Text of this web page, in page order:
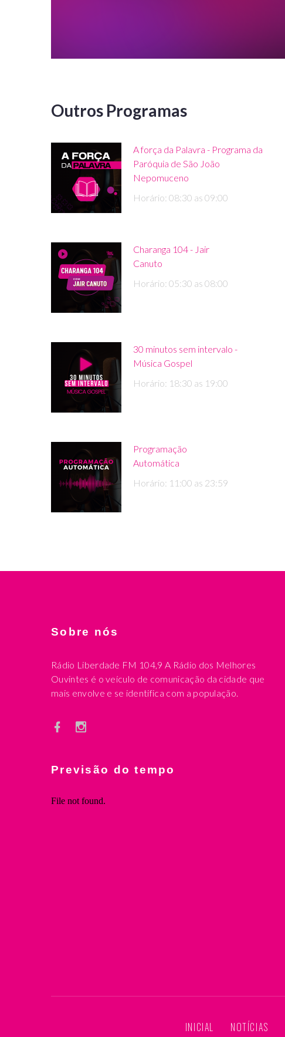
Outros Programas
A força da Palavra - Programa da
Paróquia de São João
Nepomuceno
Horário: 08:30 as 09:00
Charanga 104 - Jair
Canuto
Horário: 05:30 as 08:00
30 minutos sem intervalo -
Música Gospel
Horário: 18:30 as 19:00
Programação
Automática
Horário: 11:00 as 23:59
Sobre nós
Rádio Liberdade FM 104,9 A Rádio dos Melhores
Ouvintes é o veículo de comunicação da cidade que
mais envolve e se identifica com a população.
Previsão do tempo
INICIAL NOTÍCIAS